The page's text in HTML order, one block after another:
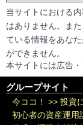
当サイトにおける
はありません。ま
ている情報をあな
ができません。
本サイトには広告
グループサイト
今ココ！ >> 投資
初心者の資産運用